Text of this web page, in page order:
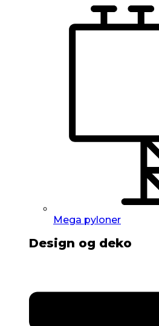
Mega pyloner
Design og deko